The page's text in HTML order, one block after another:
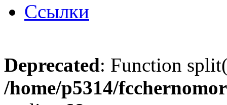
Ссылки
Deprecated: Function
/home/p5314/